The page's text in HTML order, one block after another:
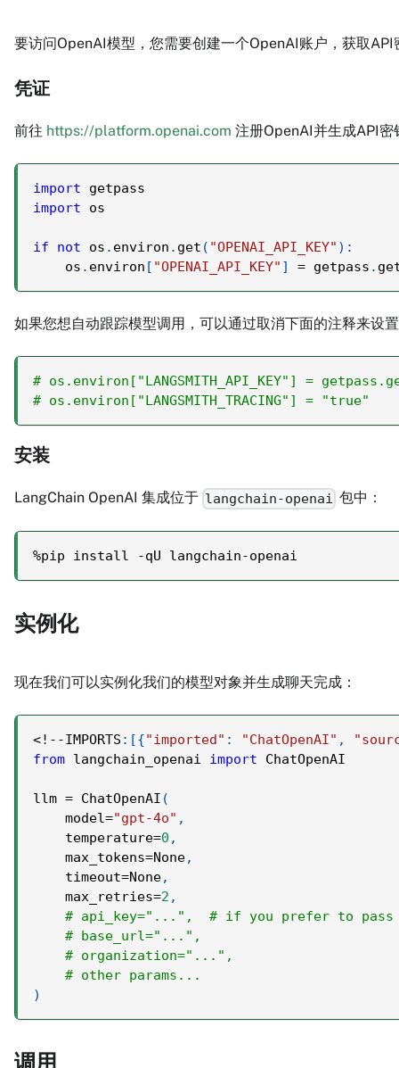
要访问OpenAI模型，您需要创建一个OpenAI账户，获取API
凭证
前往 https://platform.openai.com 注册OpenAI并生成API密
import getpass
import os
if not os . environ . get ( "OPENAI_API_KEY" ) :
    os
. environ [ "OPENAI_API_KEY" ] = getpass .
如果您想自动跟踪模型调用，可以通过取消下面的注释来设
# os.environ["LANGSMITH_API_KEY"] =
# os.environ["LANGSMITH_TRACING"] = "true"
安装
LangChain OpenAI 集成位于 langchain-openai 包中：
%pip install -qU langchain-openai
实例化
现在我们可以实例化我们的模型对象并生成聊天完成：
<! - -IMPORTS : [{"imported" : "ChatOpenAI" ,
from langchain_openai import ChatOpenAI
llm = ChatOpenAI (
    model
="gpt-4o" ,
    temperature
=0 ,
    max_tokens
=None,
    timeout
=None,
    max_retries
=2 ,
# api_key="...",  # if you prefer to
# base_url="...",
# organization="...",
# other params...
)
调用